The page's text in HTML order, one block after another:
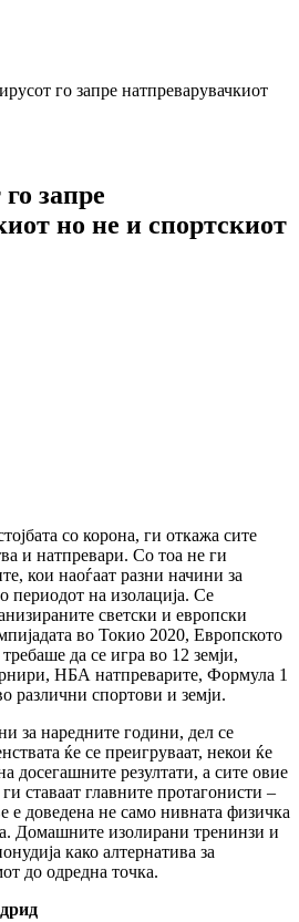
го запре натпреварувачкиот
запре
но не и спортскиот
со корона, ги откажа сите
и натпревари. Со тоа не ги
кои наоѓаат разни начини за
периодот на изолација. Се
светски и европски
во Токио 2020, Европското
да се игра во 12 земји,
НБА натпреварите, Формула 1
различни спортови и земји.
за наредните години, дел се
ќе се преигруваат, некои ќе
досегашните резултати, а сите овие
ставаат главните протагонисти –
е доведена не само нивната физичка
Домашните изолирани тренинзи и
како алтернатива за
до одредна точка.